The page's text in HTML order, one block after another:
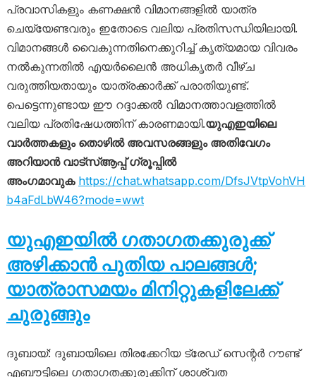
പ്രവാസികളും കണക്ഷൻ വിമാനങ്ങളിൽ യാത്ര
ചെയ്യേണ്ടവരും ഇതോടെ വലിയ പ്രതിസന്ധിയിലായി.
വിമാനങ്ങൾ വൈകുന്നതിനെക്കുറിച്ച് കൃത്യമായ വിവരം
നൽകുന്നതിൽ എയർലൈൻ അധികൃതർ വീഴ്ച
വരുത്തിയതായും യാത്രക്കാർക്ക് പരാതിയുണ്ട്.
പെട്ടെന്നുണ്ടായ ഈ റദ്ദാക്കൽ വിമാനത്താവളത്തിൽ
വലിയ പ്രതിഷേധത്തിന് കാരണമായി.യുഎഇയിലെ
വാർത്തകളും തൊഴിൽ അവസരങ്ങളും അതിവേഗം
അറിയാൻ വാട്സ്ആപ്പ് ഗ്രൂപ്പിൽ
അംഗമാവുക https://chat.whatsapp.com/DfsJVtpVohVH
b4aFdLbW46?mode=wwt
യുഎഇയിൽ ഗതാഗതക്കുരുക്ക്
അഴിക്കാൻ പുതിയ പാലങ്ങൾ;
യാത്രാസമയം മിനിറ്റുകളിലേക്ക്
ചുരുങ്ങും
ദുബായ്: ദുബായിലെ തിരക്കേറിയ ട്രേഡ് സെന്റർ റൗണ്ട്
എബൗട്ടിലെ ഗതാഗതക്കുരുക്കിന് ശാശ്വത